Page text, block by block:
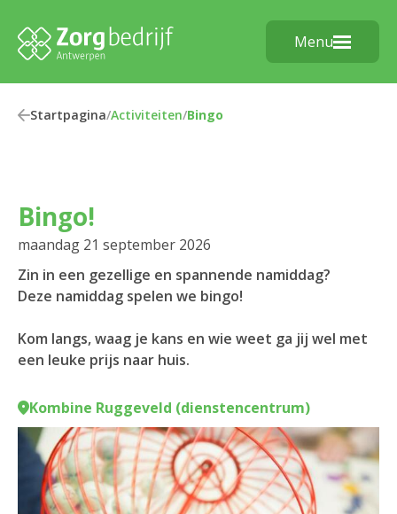
Menu
Startpagina/Activiteiten/Bingo
Bingo!
maandag 21 september 2026
Zin in een gezellige en spannende namiddag?
Deze namiddag spelen we bingo!
Kom langs, waag je kans en wie weet ga jij wel met
een leuke prijs naar huis.
Kombine Ruggeveld (dienstencentrum)